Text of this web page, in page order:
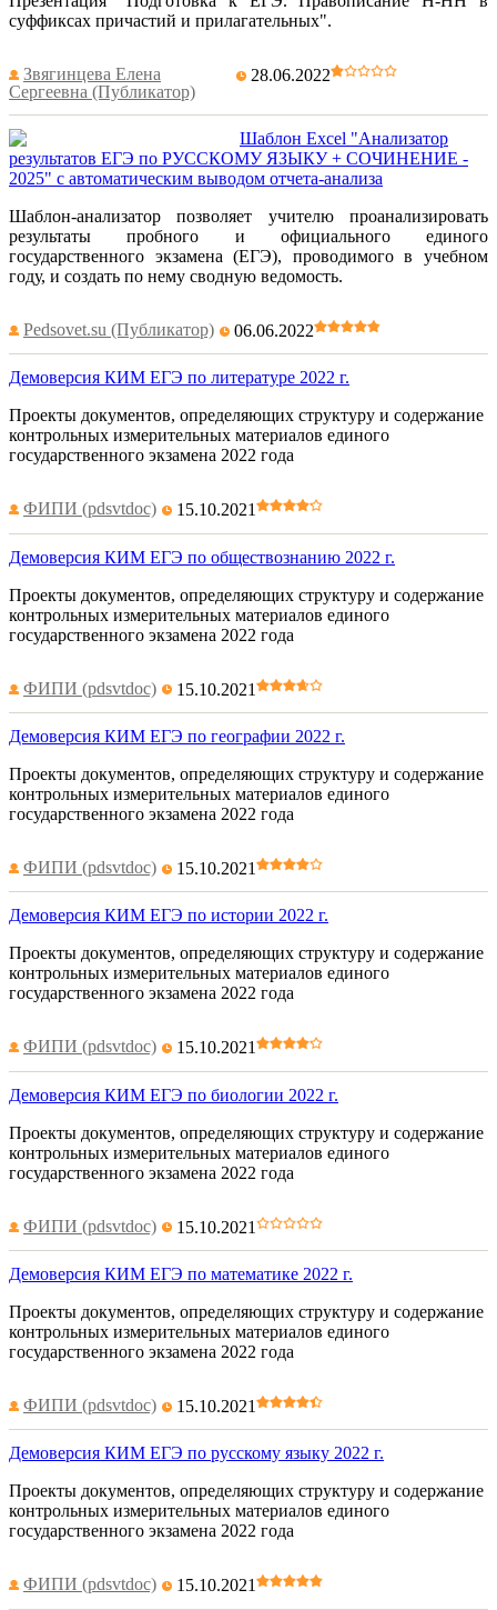
суффиксах причастий и прилагательных".
Звягинцева Елена
Сергеевна (Публикатор)
28.06.2022
Шаблон Excel "Анализатор
результатов ЕГЭ по РУССКОМУ ЯЗЫКУ + СОЧИНЕНИЕ -
2025" с автоматическим выводом отчета-анализа
Шаблон-анализатор позволяет учителю проанализировать
результаты пробного и официального единого
государственного экзамена (ЕГЭ), проводимого в учебном
году, и создать по нему сводную ведомость.
Pedsovet.su (Публикатор) 06.06.2022
Демоверсия КИМ ЕГЭ по литературе 2022 г.
Проекты документов, определяющих структуру и содержание
контрольных измерительных материалов единого
государственного экзамена 2022 года
ФИПИ (pdsvtdoc) 15.10.2021
Демоверсия КИМ ЕГЭ по обществознанию 2022 г.
Проекты документов, определяющих структуру и содержание
контрольных измерительных материалов единого
государственного экзамена 2022 года
ФИПИ (pdsvtdoc) 15.10.2021
Демоверсия КИМ ЕГЭ по географии 2022 г.
Проекты документов, определяющих структуру и содержание
контрольных измерительных материалов единого
государственного экзамена 2022 года
ФИПИ (pdsvtdoc) 15.10.2021
Демоверсия КИМ ЕГЭ по истории 2022 г.
Проекты документов, определяющих структуру и содержание
контрольных измерительных материалов единого
государственного экзамена 2022 года
ФИПИ (pdsvtdoc) 15.10.2021
Демоверсия КИМ ЕГЭ по биологии 2022 г.
Проекты документов, определяющих структуру и содержание
контрольных измерительных материалов единого
государственного экзамена 2022 года
ФИПИ (pdsvtdoc) 15.10.2021
Демоверсия КИМ ЕГЭ по математике 2022 г.
Проекты документов, определяющих структуру и содержание
контрольных измерительных материалов единого
государственного экзамена 2022 года
ФИПИ (pdsvtdoc) 15.10.2021
Демоверсия КИМ ЕГЭ по русскому языку 2022 г.
Проекты документов, определяющих структуру и содержание
контрольных измерительных материалов единого
государственного экзамена 2022 года
ФИПИ (pdsvtdoc) 15.10.2021